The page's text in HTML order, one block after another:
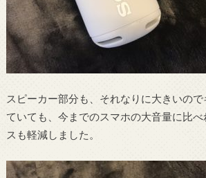
スピーカー部分も、それなりに大きいの
ていても、今までのスマホの大音量に比
スも軽減しました。